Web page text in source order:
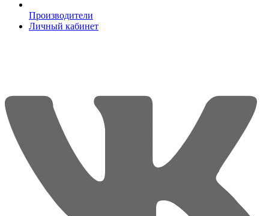
Производители
Личный кабинет